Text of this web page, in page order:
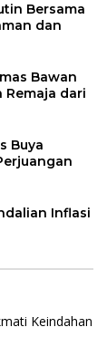
Bersama
dan
Bawan
dari
Buya
Inflasi
Keindahan